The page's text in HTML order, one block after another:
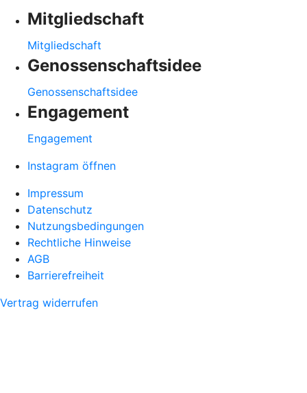
Mitgliedschaft
Mitgliedschaft
Genossenschaftsidee
Genossenschaftsidee
Engagement
Engagement
Instagram öffnen
Impressum
Datenschutz
Nutzungsbedingungen
Rechtliche Hinweise
AGB
Barrierefreiheit
Vertrag widerrufen